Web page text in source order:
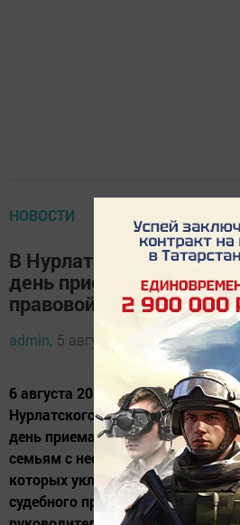
НОВОСТИ
В Нурлатском районе
день приема граждан
правовой помощи
admin, 5 августа 2019 - 15:17
6 августа 2019г в 14.00ч в
Нурлатского муниципального
день приема граждан по
семьям с несовершеннолетними
которых уклоняются от уплаты
судебного пристава,